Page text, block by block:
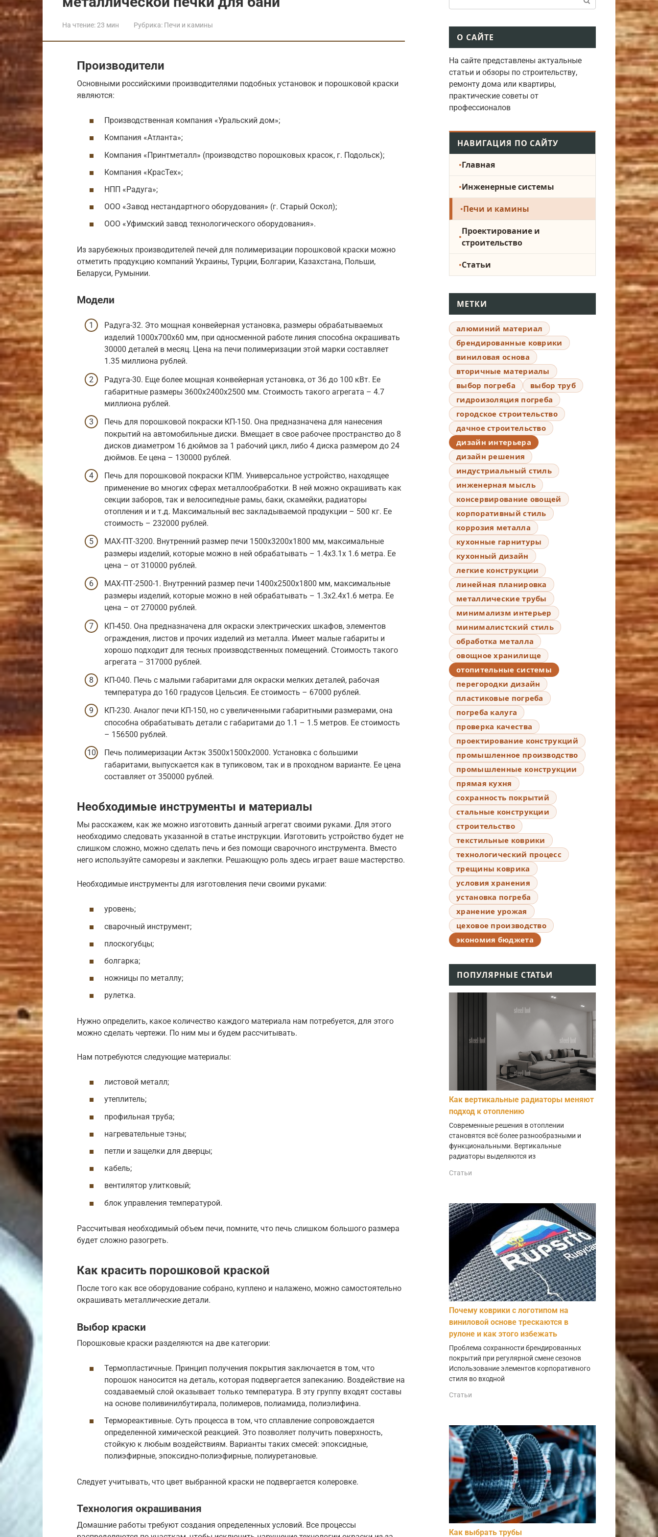
На чтение:23 мин Рубрика: Печи и камины
Производители
Основными российскими производителями подобных установок и порошковой краски
являются:
Производственная компания «Уральский дом»;
Компания «Атланта»;
Компания «Принтметалл» (производство порошковых красок, г. Подольск);
Компания «КрасТех»;
НПП «Радуга»;
ООО «Завод нестандартного оборудования» (г. Старый Оскол);
ООО «Уфимский завод технологического оборудования».
Из зарубежных производителей печей для полимеризации порошковой краски можно
отметить продукцию компаний Украины, Турции, Болгарии, Казахстана, Польши,
Беларуси, Румынии.
Модели
Радуга-32. Это мощная конвейерная установка, размеры обрабатываемых
изделий 1000х700х60 мм, при односменной работе линия способна окрашивать
30000 деталей в месяц. Цена на печи полимеризации этой марки составляет
1.35 миллиона рублей.
Радуга-30. Еще более мощная конвейерная установка, от 36 до 100 кВт. Ее
габаритные размеры 3600х2400х2500 мм. Стоимость такого агрегата – 4.7
миллиона рублей.
Печь для порошковой покраски КП-150. Она предназначена для нанесения
покрытий на автомобильные диски. Вмещает в свое рабочее пространство до 8
дисков диаметром 16 дюймов за 1 рабочий цикл, либо 4 диска размером до 24
дюймов. Ее цена – 130000 рублей.
Печь для порошковой покраски КПМ. Универсальное устройство, находящее
применение во многих сферах металлообработки. В ней можно окрашивать как
секции заборов, так и велосипедные рамы, баки, скамейки, радиаторы
отопления и и т.д. Максимальный вес закладываемой продукции – 500 кг. Ее
стоимость – 232000 рублей.
МАХ-ПТ-3200. Внутренний размер печи 1500х3200х1800 мм, максимальные
размеры изделий, которые можно в ней обрабатывать – 1.4х3.1х 1.6 метра. Ее
цена – от 310000 рублей.
МАХ-ПТ-2500-1. Внутренний размер печи 1400х2500х1800 мм, максимальные
размеры изделий, которые можно в ней обрабатывать – 1.3х2.4х1.6 метра. Ее
цена – от 270000 рублей.
КП-450. Она предназначена для окраски электрических шкафов, элементов
ограждения, листов и прочих изделий из металла. Имеет малые габариты и
хорошо подходит для тесных производственных помещений. Стоимость такого
агрегата – 317000 рублей.
КП-040. Печь с малыми габаритами для окраски мелких деталей, рабочая
температура до 160 градусов Цельсия. Ее стоимость – 67000 рублей.
КП-230. Аналог печи КП-150, но с увеличенными габаритными размерами, она
способна обрабатывать детали с габаритами до 1.1 – 1.5 метров. Ее стоимость
– 156500 рублей.
Печь полимеризации Актэк 3500х1500х2000. Установка с большими
габаритами, выпускается как в тупиковом, так и в проходном варианте. Ее цена
составляет от 350000 рублей.
Необходимые инструменты и материалы
Мы расскажем, как же можно изготовить данный агрегат своими руками. Для этого
необходимо следовать указанной в статье инструкции. Изготовить устройство будет не
слишком сложно, можно сделать печь и без помощи сварочного инструмента. Вместо
него используйте саморезы и заклепки. Решающую роль здесь играет ваше мастерство.
Необходимые инструменты для изготовления печи своими руками:
уровень;
сварочный инструмент;
плоскогубцы;
болгарка;
ножницы по металлу;
рулетка.
Нужно определить, какое количество каждого материала нам потребуется, для этого
можно сделать чертежи. По ним мы и будем рассчитывать.
Нам потребуются следующие материалы:
листовой металл;
утеплитель;
профильная труба;
нагревательные тэны;
петли и защелки для дверцы;
кабель;
вентилятор улитковый;
блок управления температурой.
Рассчитывая необходимый объем печи, помните, что печь слишком большого размера
будет сложно разогреть.
Как красить порошковой краской
После того как все оборудование собрано, куплено и налажено, можно самостоятельно
окрашивать металлические детали.
Выбор краски
Порошковые краски разделяются на две категории:
Термопластичные. Принцип получения покрытия заключается в том, что
порошок наносится на деталь, которая подвергается запеканию. Воздействие на
создаваемый слой оказывает только температура. В эту группу входят составы
на основе поливинилбутирала, полимеров, полиамида, полиэлифина.
Термореактивные. Суть процесса в том, что сплавление сопровождается
определенной химической реакцией. Это позволяет получить поверхность,
стойкую к любым воздействиям. Варианты таких смесей: эпоксидные,
полиэфирные, эпоксидно-полиэфирные, полиуретановые.
Следует учитывать, что цвет выбранной краски не подвергается колеровке.
Технология окрашивания
Домашние работы требуют создания определенных условий. Все процессы
О САЙТЕ
На сайте представлены актуальные
статьи и обзоры по строительству,
ремонту дома или квартиры,
практические советы от
профессионалов
НАВИГАЦИЯ ПО САЙТУ
Главная
Инженерные системы
Печи и камины
Проектирование и
строительство
Статьи
МЕТКИ
алюминий материал
брендированные коврики
виниловая основа
вторичные материалы
выбор погреба
выбор труб
гидроизоляция погреба
городское строительство
дачное строительство
дизайн интерьера
дизайн решения
индустриальный стиль
инженерная мысль
консервирование овощей
корпоративный стиль
коррозия металла
кухонные гарнитуры
кухонный дизайн
легкие конструкции
линейная планировка
металлические трубы
минимализм интерьер
минималистский стиль
обработка металла
овощное хранилище
отопительные системы
перегородки дизайн
пластиковые погреба
погреба калуга
проверка качества
проектирование конструкций
промышленное производство
промышленные конструкции
прямая кухня
сохранность покрытий
стальные конструкции
строительство
текстильные коврики
технологический процесс
трещины коврика
условия хранения
установка погреба
хранение урожая
цеховое производство
экономия бюджета
ПОПУЛЯРНЫЕ СТАТЬИ
Как вертикальные радиаторы меняют
подход к отоплению
Современные решения в отоплении
становятся всё более разнообразными и
функциональными. Вертикальные
радиаторы выделяются из
Статьи
Почему коврики с логотипом на
виниловой основе трескаются в
рулоне и как этого избежать
Проблема сохранности брендированных
покрытий при регулярной смене сезонов
Использование элементов корпоративного
стиля во входной
Статьи
Как выбрать трубы